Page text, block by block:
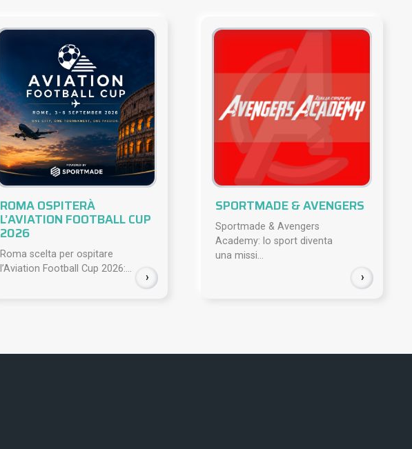
›
ROMA OSPITERÀ
L’AVIATION FOOTBALL CUP
2026
Roma scelta per ospitare
l’Aviation Football Cup 2026:...
›
SPORTMADE & AVENGERS
Sportmade & Avengers
Academy: lo sport diventa
una missi...